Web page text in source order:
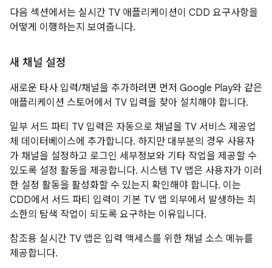
다음 섹션에서는 실시간 TV 애플리케이션이 CDD 요구사항을
어떻게 이행하는지 보여줍니다.
새 채널 설정
새로운 타사 입력/채널을 추가하려면 먼저 Google Play와 같은
애플리케이션 스토어에서 TV 입력을 찾아 설치해야 합니다.
일부 서드 파티 TV 입력은 자동으로 채널을 TV 서비스 제공업
체 데이터베이스에 추가합니다. 하지만 대부분의 경우 사용자
가 채널을 설정하고 로그인 세부정보와 기타 작업을 제공할 수
있도록 설정 활동을 제공합니다. 시스템 TV 앱은 사용자가 이러
한 설정 활동을 활성화할 수 있는지 확인해야 합니다. 이는
CDD에서 서드 파티 입력이 기본 TV 앱 외부에서 발생하는 최
소한의 탐색 작업이 되도록 요구하는 이유입니다.
참조용 실시간 TV 앱은 입력 액세스를 위한 채널 소스 메뉴를
제공합니다.